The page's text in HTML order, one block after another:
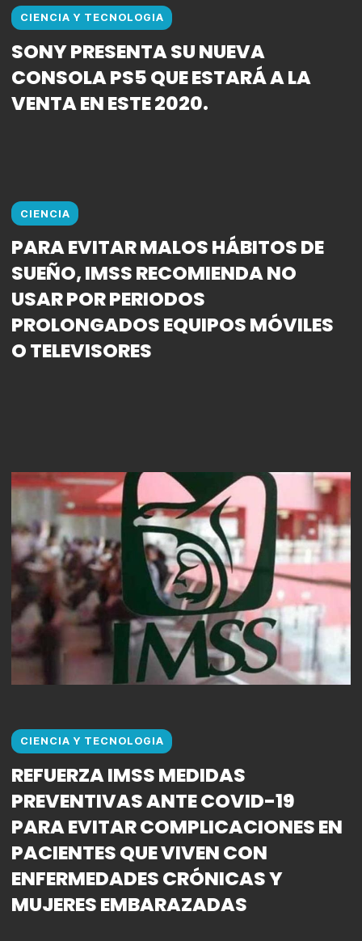
CIENCIA Y TECNOLOGIA
SONY PRESENTA SU NUEVA
CONSOLA PS5 QUE ESTARÁ A LA
VENTA EN ESTE 2020.
CIENCIA
PARA EVITAR MALOS HÁBITOS DE
SUEÑO, IMSS RECOMIENDA NO
USAR POR PERIODOS
PROLONGADOS EQUIPOS MÓVILES
O TELEVISORES
CIENCIA Y TECNOLOGIA
REFUERZA IMSS MEDIDAS
PREVENTIVAS ANTE COVID-19
PARA EVITAR COMPLICACIONES EN
PACIENTES QUE VIVEN CON
ENFERMEDADES CRÓNICAS Y
MUJERES EMBARAZADAS